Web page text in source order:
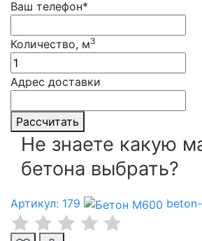
Ваш телефон*
Количество, м3
Адрес доставки
Рассчитать
Не знаете какую
бетона выбрать?
Артикул: 179